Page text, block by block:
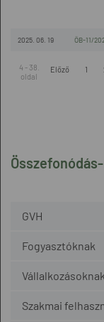
GVH
Fogyasztóknak
Vállalkozásoknak
Szakmai
2025. 06. 19 ÖB-11/
4 - 38.
oldal
Előző 1